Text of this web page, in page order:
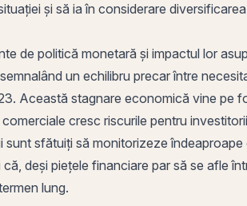
și să ia în considerare
de politică monetară și impactul lor
un echilibru precar între
Această stagnare economică vine pe
cresc riscurile pentru
sfătuiți să monitorizeze
deși piețele financiare par să se afle
lung.